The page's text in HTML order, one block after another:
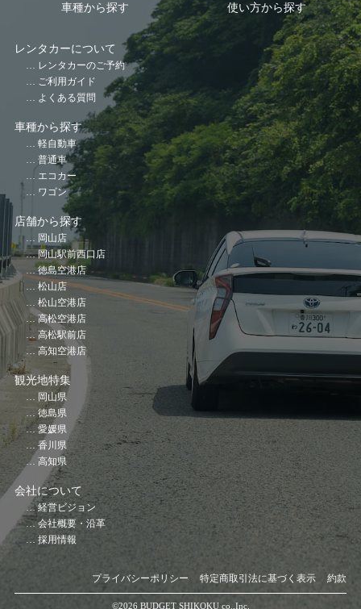
車種から探す 使い方から探す
レンタカーについて
レンタカーのご予約
ご利用ガイド
よくある質問
車種から探す
軽自動車
普通車
エコカー
ワゴン
店舗から探す
岡山店
岡山駅前西口店
徳島空港店
松山店
松山空港店
高松空港店
高松駅前店
高知空港店
観光地特集
岡山県
徳島県
愛媛県
香川県
高知県
会社について
経営ビジョン
会社概要・沿革
採用情報
プライバシーポリシー 特定商取引法に基づく表示 約款
©️2026 BUDGET SHIKOKU co.,Inc.